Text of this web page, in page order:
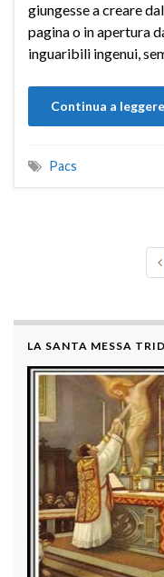
giungesse a creare
pagina o in apertura
inguaribili ingenui,
Continua a leggere
Pacs
LA SANTA MESSA